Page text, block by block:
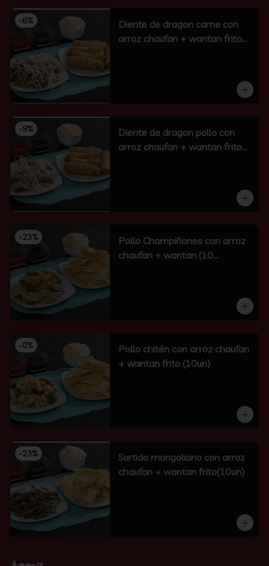
-6%
Diente de dragon carne con
arroz chaufan + wantan frito
-9%
Diente de dragon pollo con
arroz chaufan + wantan frito
-23%
Pollo Champiñones con arroz
chaufan + wantan (10
-0%
Pollo chitén con arroz chaufan
+ wantan frito (10un)
-23%
Surtido mongoliano con arroz
chaufan + wantan frito(10un)